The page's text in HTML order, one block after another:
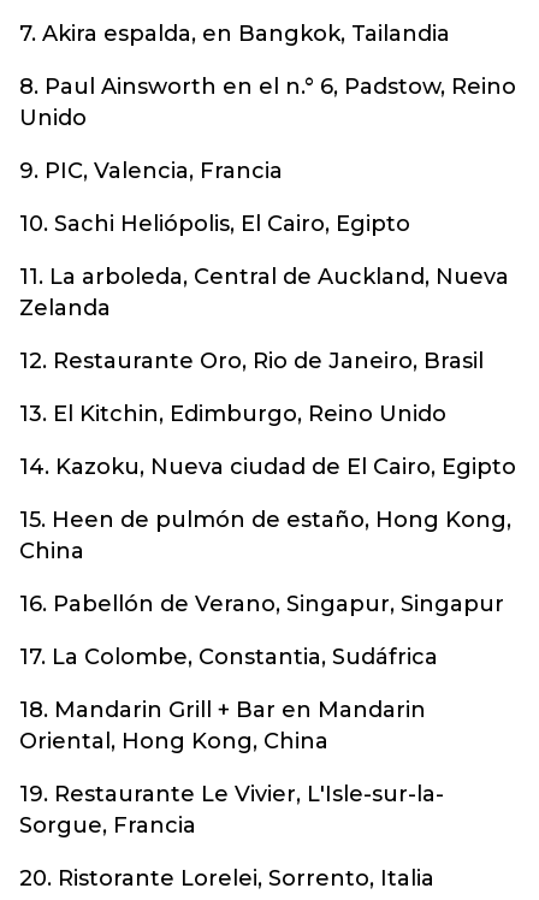
7. Akira espalda, en Bangkok, Tailandia
8. Paul Ainsworth en el n.° 6, Padstow, Reino
Unido
9. PIC, Valencia, Francia
10. Sachi Heliópolis, El Cairo, Egipto
11. La arboleda, Central de Auckland, Nueva
Zelanda
12. Restaurante Oro, Rio de Janeiro, Brasil
13. El Kitchin, Edimburgo, Reino Unido
14. Kazoku, Nueva ciudad de El Cairo, Egipto
15. Heen de pulmón de estaño, Hong Kong,
China
16. Pabellón de Verano, Singapur, Singapur
17. La Colombe, Constantia, Sudáfrica
18. Mandarin Grill + Bar en Mandarin
Oriental, Hong Kong, China
19. Restaurante Le Vivier, L'Isle-sur-la-
Sorgue, Francia
20. Ristorante Lorelei, Sorrento, Italia